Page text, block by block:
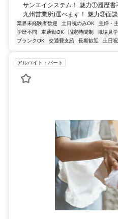
サンエイシステム！ 魅力①履歴
九州営業所)選べます！ 魅力③面
業界未経験者歓迎 土日祝のみOK 主婦・
学歴不問
車通勤OK 固定時間制 職場見
ブランクOK
交通費支給 長期歓迎 土日
アルバイト・パート